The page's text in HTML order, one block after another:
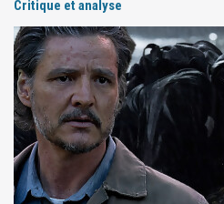
Critique et analyse